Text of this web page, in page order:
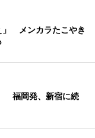
」 メンカラたこやき
福岡発、新宿に続